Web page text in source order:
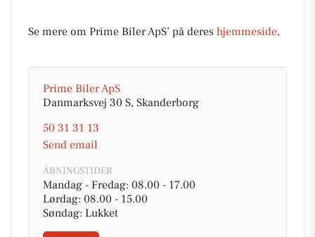
Se mere om Prime Biler ApS’ på deres hjemmeside.
Prime Biler ApS
Danmarksvej 30 S, Skanderborg
50 31 31 13
Send email
ÅBNINGSTIDER
Mandag - Fredag: 08.00 - 17.00
Lørdag: 08.00 - 15.00
Søndag: Lukket